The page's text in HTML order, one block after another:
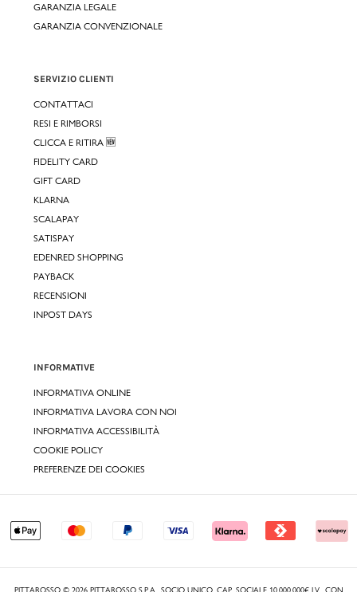
GARANZIA LEGALE
GARANZIA CONVENZIONALE
SERVIZIO CLIENTI
CONTATTACI
RESI E RIMBORSI
CLICCA E RITIRA 🆕
FIDELITY CARD
GIFT CARD
KLARNA
SCALAPAY
SATISPAY
EDENRED SHOPPING
PAYBACK
RECENSIONI
INPOST DAYS
INFORMATIVE
INFORMATIVA ONLINE
INFORMATIVA LAVORA CON NOI
INFORMATIVA ACCESSIBILITÀ
COOKIE POLICY
PREFERENZE DEI COOKIES
PITTAROSSO © 2026 PITTAROSSO S.P.A., SOCIO UNICO, CAP. SOCIALE 10.000.000€ I.V., CON